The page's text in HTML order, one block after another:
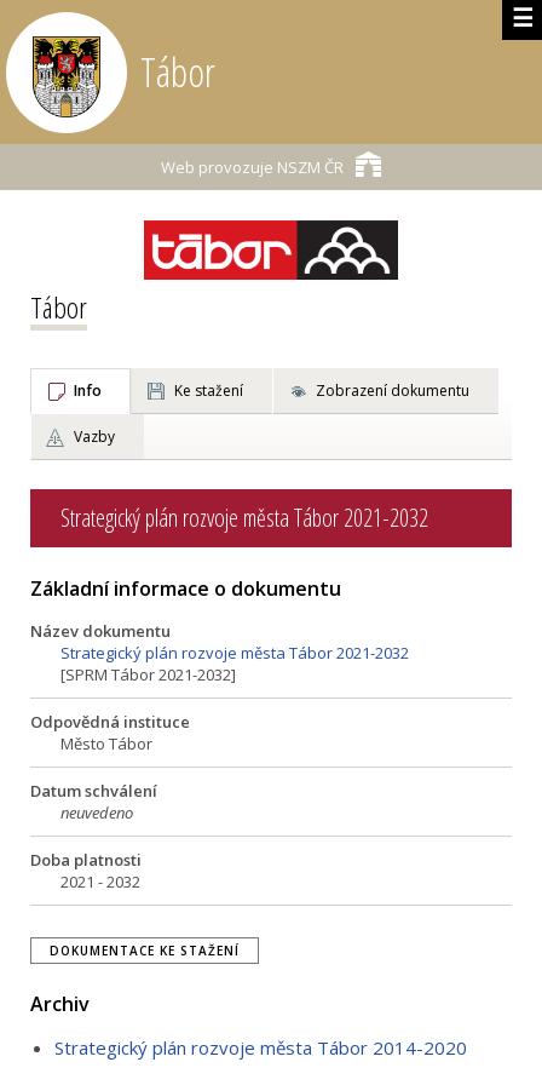
☰
Tábor
Web provozuje NSZM ČR
Tábor
Info Ke stažení Zobrazení dokumentu
Vazby
Strategický plán rozvoje města Tábor 2021-2032
Základní informace o dokumentu
Název dokumentu
Strategický plán rozvoje města Tábor 2021-2032
[SPRM Tábor 2021-2032]
Odpovědná instituce
Město Tábor
Datum schválení
neuvedeno
Doba platnosti
2021 - 2032
DOKUMENTACE KE STAŽENÍ
Archiv
Strategický plán rozvoje města Tábor 2014-2020